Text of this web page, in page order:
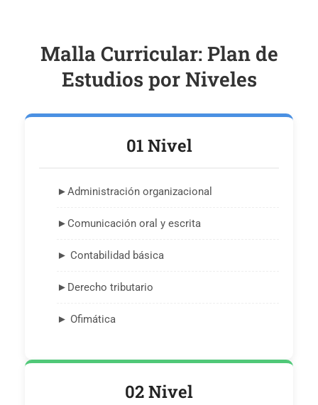
Malla Curricular: Plan de
Estudios por Niveles
01 Nivel
►Administración organizacional
►Comunicación oral y escrita
► Contabilidad básica
►Derecho tributario
► Ofimática
02 Nivel